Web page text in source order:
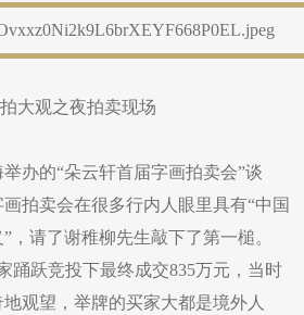
大观之夜拍卖现场
办的“朵云轩首届字画拍卖会”谈
拍卖会在很多行内人眼里具有“中国
，请了谢稚柳先生敲下了第一槌。
踊跃竞投下最终成交835万元，当时
观望，举牌的买家大都是境外人